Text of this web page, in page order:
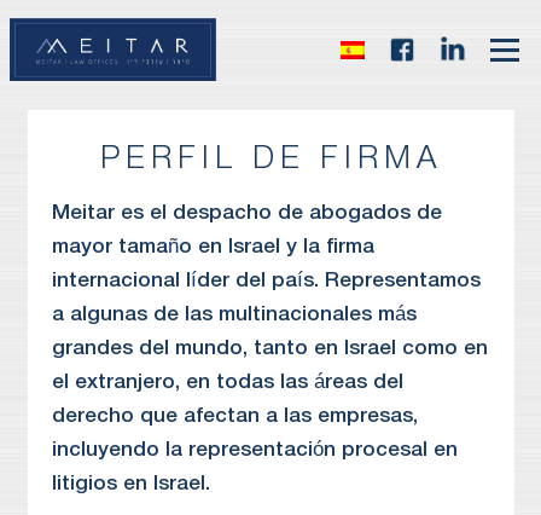
PERFIL DE FIRMA
Meitar es el despacho de abogados de
mayor tamaño en Israel y la firma
internacional líder del país. Representamos
a algunas de las multinacionales más
grandes del mundo, tanto en Israel como en
el extranjero, en todas las áreas del
derecho que afectan a las empresas,
incluyendo la representación procesal en
litigios en Israel.